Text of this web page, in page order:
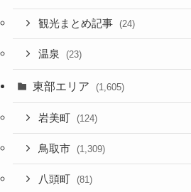
観光まとめ記事 (24)
温泉 (23)
東部エリア (1,605)
岩美町 (124)
鳥取市 (1,309)
八頭町 (81)